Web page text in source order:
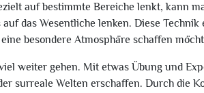
auf bestimmte Bereiche lenkt, kann
das Wesentliche lenken. Diese
besondere Atmosphäre schaffen
weiter gehen. Mit etwas Übung und
surreale Welten erschaffen. Durch die